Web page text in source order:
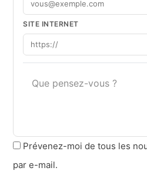
SITE INTERNET
Prévenez-moi de tous les
par e-mail.